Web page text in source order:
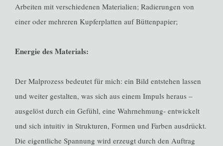
Arbeiten mit verschiedenen Materialien; Radierungen von
einer oder mehreren Kupferplatten auf Büttenpapier;
Energie des Materials:
Der Malprozess bedeutet für mich: ein Bild entstehen lassen
und weiter gestalten, was sich aus einem Impuls heraus –
ausgelöst durch ein Gefühl, eine Wahrnehmung- entwickelt
und sich intuitiv in Strukturen, Formen und Farben ausdrückt.
Die eigentliche Spannung wird erzeugt durch den Auftrag